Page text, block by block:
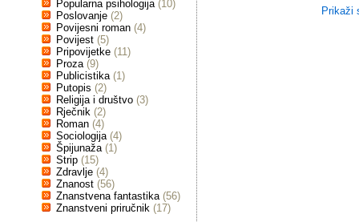
Popularna psihologija (10)
Poslovanje (2)
Povijesni roman (4)
Povijest (5)
Pripovijetke (11)
Proza (9)
Publicistika (1)
Putopis (2)
Religija i društvo (3)
Rječnik (2)
Roman (4)
Sociologija (4)
Špijunaža (1)
Strip (15)
Zdravlje (4)
Znanost (56)
Znanstvena fantastika (56)
Znanstveni priručnik (17)
Prikaži